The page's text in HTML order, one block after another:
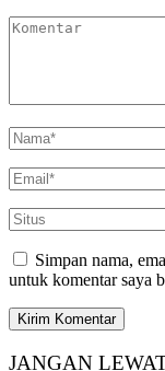
Simpan nama,
untuk komentar saya
JANGAN